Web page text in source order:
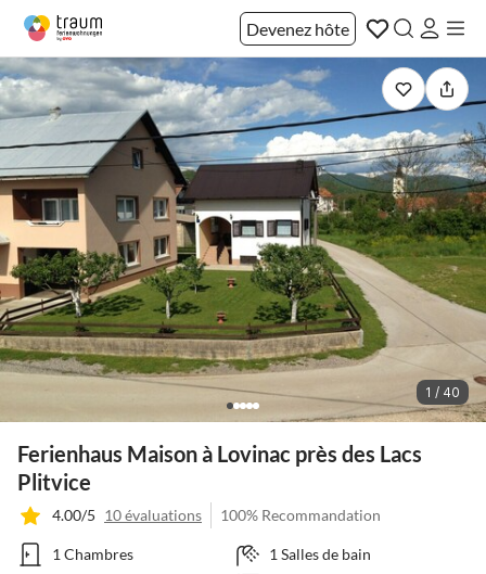
Devenez hôte
1 / 40
Ferienhaus Maison à Lovinac près des Lacs
Plitvice
4.00/5 10 évaluations 100% Recommandation
1 Chambres
1 Salles de bain